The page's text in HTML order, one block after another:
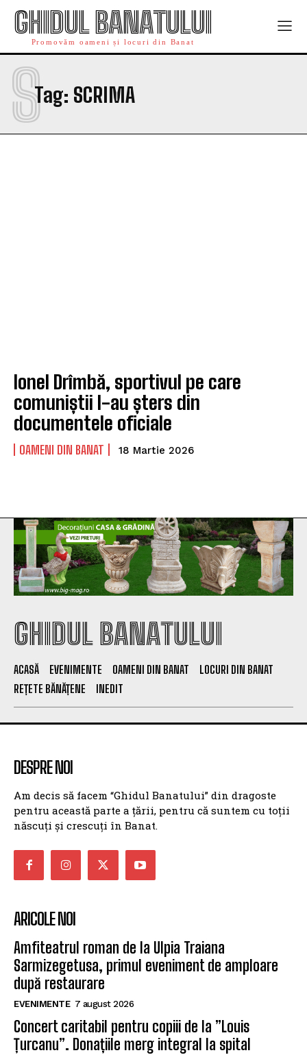
GHIDUL BANATULUI
Promovăm oameni și locuri din Banat
Tag: SCRIMA
S
Ionel Drîmbă, sportivul pe care
comuniștii l-au șters din
documentele oficiale
OAMENI DIN BANAT 18 Martie 2026
GHIDUL BANATULUI
ACASĂ EVENIMENTE OAMENI DIN BANAT
LOCURI DIN BANAT
REȚETE BĂNĂȚENE
INEDIT
DESPRE NOI
Am decis să facem “Ghidul Banatului” din dragoste
pentru această parte a țării, pentru că suntem cu toții
născuți și crescuți în Banat.
ARICOLE NOI
Amfiteatrul roman de la Ulpia Traiana
Sarmizegetusa, primul eveniment de amploare
după restaurare
EVENIMENTE 7 august 2026
Concert caritabil pentru copiii de la ”Louis
Țurcanu”. Donațiile merg integral la spital